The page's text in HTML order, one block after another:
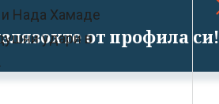
от профила си!
и Нада Хамаде
удари в